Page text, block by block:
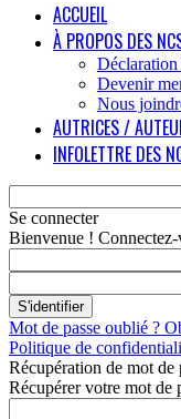
ACCUEIL
À PROPOS DES
Devenir
Nous
AUTRICES /
INFOLETTRE DES
Se connecter
Bienvenue !
Mot de passe oublié ?
Politique de
Récupération de mot de
Récupérer votre mot de